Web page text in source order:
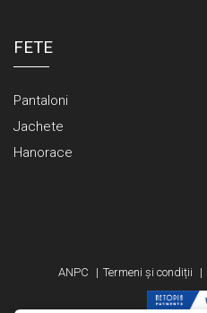
FETE
Pantaloni
Jachete
Hanorace
ANPC Termeni și condiții